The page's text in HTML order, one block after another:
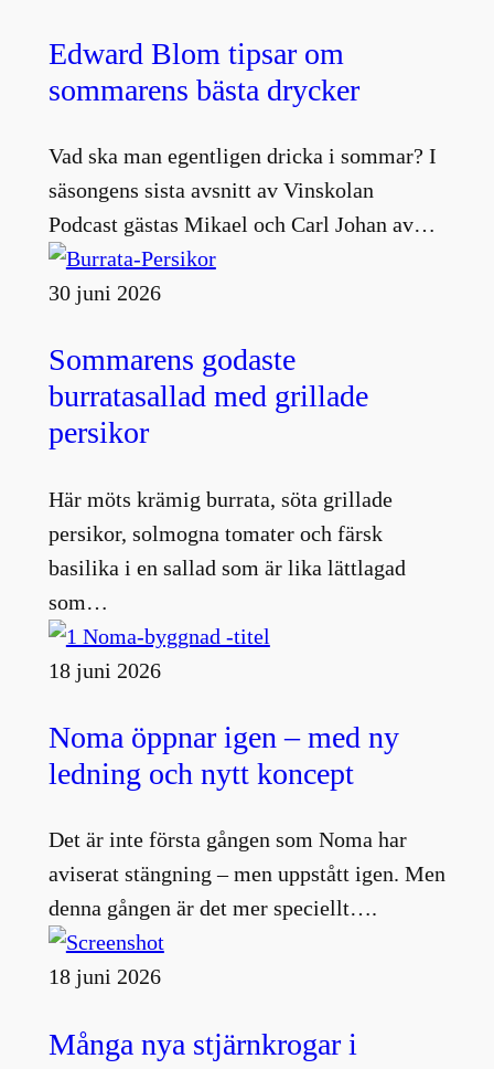
Edward Blom tipsar om
sommarens bästa drycker
Vad ska man egentligen dricka i sommar? I
säsongens sista avsnitt av Vinskolan
Podcast gästas Mikael och Carl Johan av…
30 juni 2026
Sommarens godaste
burratasallad med grillade
persikor
Här möts krämig burrata, söta grillade
persikor, solmogna tomater och färsk
basilika i en sallad som är lika lättlagad
som…
18 juni 2026
Noma öppnar igen – med ny
ledning och nytt koncept
Det är inte första gången som Noma har
aviserat stängning – men uppstått igen. Men
denna gången är det mer speciellt….
18 juni 2026
Många nya stjärnkrogar i